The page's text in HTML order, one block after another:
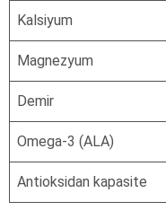
Kalsiyum
Magnezyum
Demir
Omega-3 (ALA)
Antioksidan kapasite